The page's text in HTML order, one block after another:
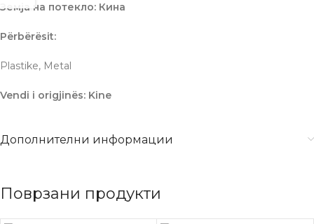
Земја на потекло: Кина
Përbërësit:
Plastike, Metal
Vendi i origjinës: Kine
Дополнителни информации
Поврзани продукти